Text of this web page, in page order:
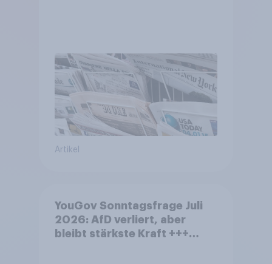
Artikel
YouGov Sonntagsfrage Juli
2026: AfD verliert, aber
bleibt stärkste Kraft +++